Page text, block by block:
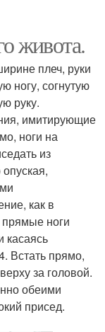
живота.
плеч, руки
ногу, согнутую
руку.
имитирующие
ноги на
из
как в
ноги
касаясь
Встать прямо,
за головой.
обеими
присед.